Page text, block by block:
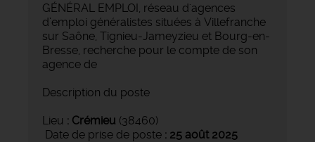
GÉNÉRAL EMPLOI, réseau d'agences
d’emploi généralistes situées à Villefranche
sur Saône, Tignieu-Jameyzieu et Bourg-en-
Bresse, recherche pour le compte de son
agence de
Description du poste
Lieu : Crémieu (38460)
Date de prise de poste : 25 août 2025